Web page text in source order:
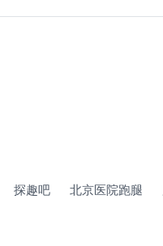
探趣吧 北京医院跑腿